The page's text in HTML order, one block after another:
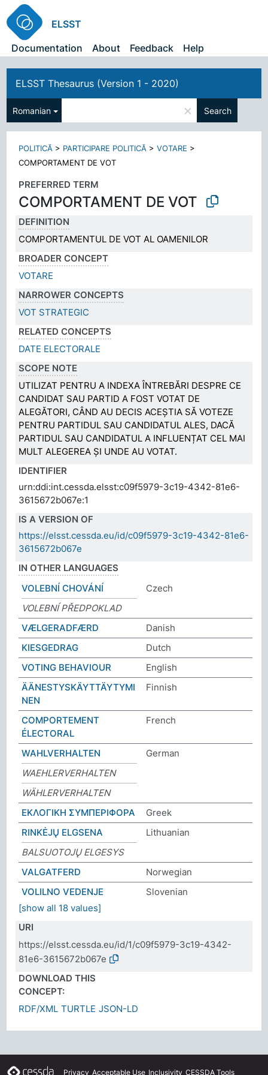
ELSST
Documentation
About Feedback Help
ELSST Thesaurus (Version 1 - 2020)
Romanian × Search
POLITICĂ > PARTICIPARE POLITICĂ >VOTARE >
COMPORTAMENT DE VOT
PREFERRED TERM
COMPORTAMENT DE VOT
DEFINITION
COMPORTAMENTUL DE VOT AL OAMENILOR
BROADER CONCEPT
VOTARE
NARROWER CONCEPTS
VOT STRATEGIC
RELATED CONCEPTS
DATE ELECTORALE
SCOPE NOTE
UTILIZAT PENTRU A INDEXA ÎNTREBĂRI DESPRE CE
CANDIDAT SAU PARTID A FOST VOTAT DE
ALEGĂTORI, CÂND AU DECIS ACEȘTIA SĂ VOTEZE
PENTRU PARTIDUL SAU CANDIDATUL ALES, DACĂ
PARTIDUL SAU CANDIDATUL A INFLUENȚAT CEL MAI
MULT ALEGEREA ȘI UNDE AU VOTAT.
IDENTIFIER
urn:ddi:int.cessda.elsst:c09f5979-3c19-4342-81e6-
3615672b067e:1
IS A VERSION OF
https://elsst.cessda.eu/id/c09f5979-3c19-4342-81e6-
3615672b067e
IN OTHER LANGUAGES
VOLEBNÍ CHOVÁNÍ
Czech
VOLEBNÍ PŘEDPOKLAD
VÆLGERADFÆRD
Danish
KIESGEDRAG
Dutch
VOTING BEHAVIOUR
English
ÄÄNESTYSKÄYTTÄYTYMI
NEN
Finnish
COMPORTEMENT
ÉLECTORAL
French
WAHLVERHALTEN
German
WAEHLERVERHALTEN
WÄHLERVERHALTEN
ΕΚΛΟΓΙΚΗ ΣΥΜΠΕΡΙΦΟΡΑ
Greek
RINKĖJŲ ELGSENA
Lithuanian
BALSUOTOJŲ ELGESYS
VALGATFERD
Norwegian
VOLILNO VEDENJE
Slovenian
[show all 18 values]
URI
https://elsst.cessda.eu/id/1/c09f5979-3c19-4342-
81e6-3615672b067e
DOWNLOAD THIS
CONCEPT:
RDF/XML TURTLE JSON-LD
Privacy Acceptable Use Inclusivity CESSDA Tools